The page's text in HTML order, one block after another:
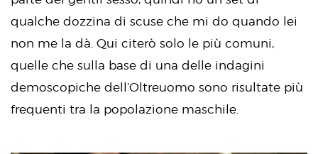
qualche dozzina di scuse che mi do quando lei
non me la dà. Qui citerò solo le più comuni,
quelle che sulla base di una delle indagini
demoscopiche dell’Oltreuomo sono risultate più
frequenti tra la popolazione maschile.